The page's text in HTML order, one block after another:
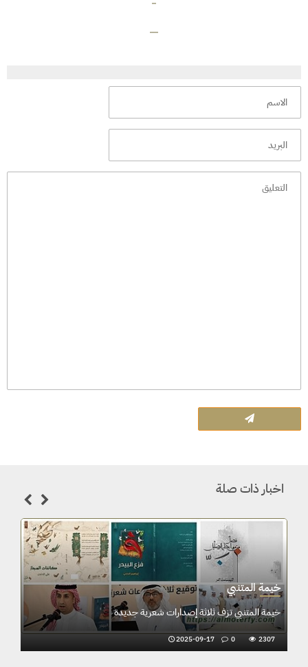
اخبار ذات صلة
خيمة المتنبي
خيمة المتنبي تزف ثلاثة
ثلاثة زهرات شعرية